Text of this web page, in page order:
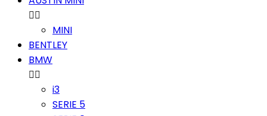

MINI
BENTLEY
BMW

i3
SERIE 5